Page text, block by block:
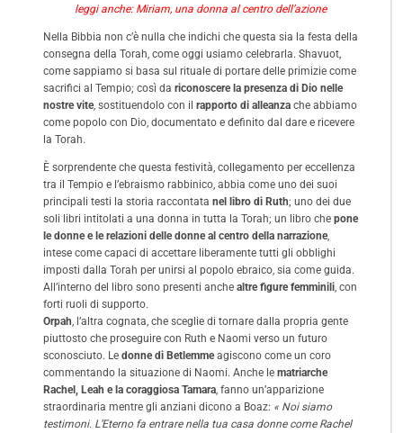
leggi anche: Miriam, una donna al centro dell’azione
Nella Bibbia non c’è nulla che indichi che questa sia la festa della
consegna della Torah, come oggi usiamo celebrarla. Shavuot,
come sappiamo si basa sul rituale di portare delle primizie come
sacrifici al Tempio; così da riconoscere la presenza di Dio nelle
nostre vite, sostituendolo con il rapporto di alleanza che abbiamo
come popolo con Dio, documentato e definito dal dare e ricevere
la Torah.
È sorprendente che questa festività, collegamento per eccellenza
tra il Tempio e l’ebraismo rabbinico, abbia come uno dei suoi
principali testi la storia raccontata nel libro di Ruth; uno dei due
soli libri intitolati a una donna in tutta la Torah; un libro che pone
le donne e le relazioni delle donne al centro della narrazione,
intese come capaci di accettare liberamente tutti gli obblighi
imposti dalla Torah per unirsi al popolo ebraico, sia come guida.
All’interno del libro sono presenti anche altre figure femminili, con
forti ruoli di supporto.
Orpah, l’altra cognata, che sceglie di tornare dalla propria gente
piuttosto che proseguire con Ruth e Naomi verso un futuro
sconosciuto. Le donne di Betlemmeagiscono come un coro
commentando la situazione di Naomi. Anche le matriarche
Rachel, Leah e la coraggiosa Tamara, fanno un’apparizione
straordinaria mentre gli anziani dicono a Boaz: « Noi siamo
testimoni. L’Eterno fa entrare nella tua casa donne come Rachel